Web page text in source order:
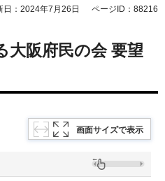
日：2024年7月26日 ページID：88216
大阪府民の会 要望
画面サイズで表示